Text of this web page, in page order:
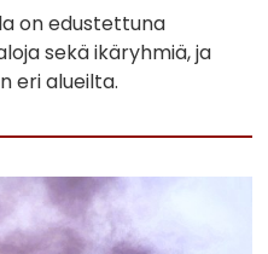
on edustettuna
sekä ikäryhmiä, ja
eri alueilta.